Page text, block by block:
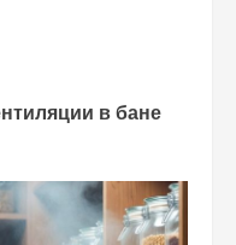
в бане